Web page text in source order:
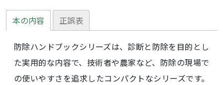
本の内容 正誤表
防除ハンドブックシリーズは、診断と防除を目的とし
た実用的な内容で、技術者や農家など、防除の現場で
の使いやすさを追求したコンパクトなシリーズです。